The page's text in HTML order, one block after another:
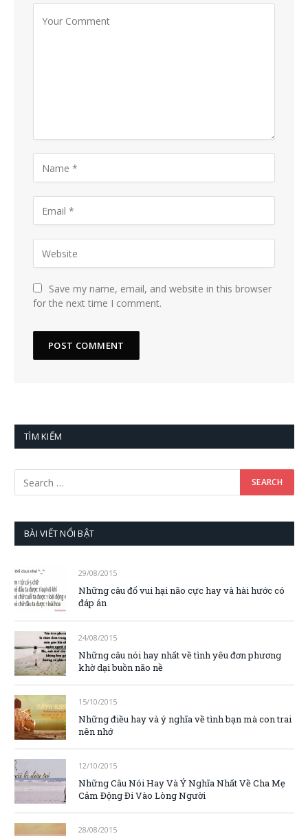
Save my name, email, and website in this browser
for the next time I comment.
TÌM KIẾM
BÀI VIẾT NỔI BẬT
29/08/2015
Những câu đố vui hại não cực hay và hài hước có
đáp án
24/08/2015
Những câu nói hay nhất về tình yêu đơn phương
khờ dại buồn não nề
15/10/2015
Những điều hay và ý nghĩa về tình bạn mà con trai
nên nhớ
12/10/2015
Những Câu Nói Hay Và Ý Nghĩa Nhất Về Cha Mẹ
Cảm Động Đi Vào Lòng Người
28/08/2015